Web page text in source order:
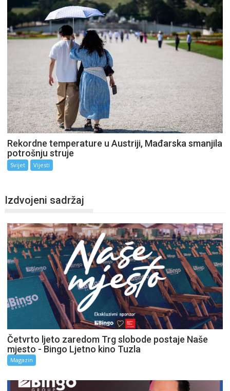
Rekordne temperature u Austriji, Mađarska smanjila
potrošnju struje
Svijet Vijesti
Izdvojeni sadržaj
Četvrto ljeto zaredom Trg slobode postaje Naše
mjesto - Bingo Ljetno kino Tuzla
Magazin